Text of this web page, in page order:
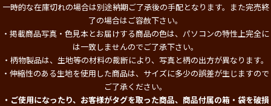
一時的な在庫切れの場合は別途納期ご了承後の手配となります。また完売終
了の場合はご容赦下さい。
・掲載商品写真・色見本とお届けする商品の色は、パソコンの特性上完全に
は一致しませんのでご了承下さい。
・柄物製品は、生地等の材料の裁断により、写真と柄の出方が異なります。
・伸縮性のある生地を使用した商品は、サイズに多少の誤差が生じますので
ご了承ください。
・ご使用になったり、お客様がタグを取った商品、商品付属の箱・袋を破損